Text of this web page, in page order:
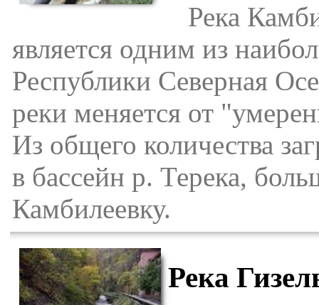
Река
является одним из
Республики Северная
реки меняется от
Из общего количества
в бассейн р. Терека,
Камбилеевку.
Река